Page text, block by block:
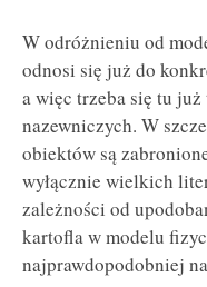
W odróżnieniu od
odnosi się już do
a więc trzeba się tu
nazewniczych. W
obiektów są
wyłącznie wielkich
zależności od
kartofla w modelu
najprawdopodobniej